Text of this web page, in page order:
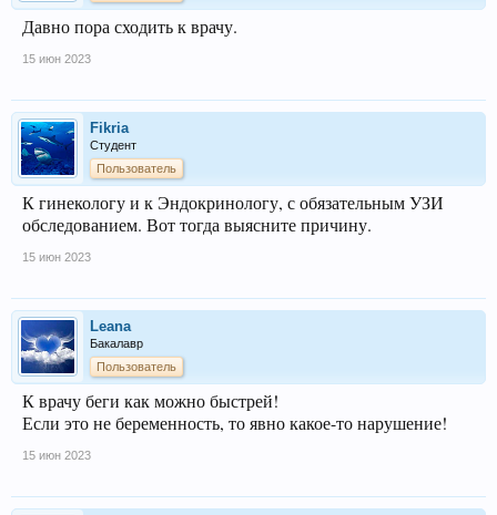
Давно пора сходить к врачу.
15 июн 2023
Fikria
Студент
Пользователь
К гинекологу и к Эндокринологу, с обязательным УЗИ
обследованием. Вот тогда выясните причину.
15 июн 2023
Leana
Бакалавр
Пользователь
К врачу беги как можно быстрей!
Если это не беременность, то явно какое-то нарушение!
15 июн 2023